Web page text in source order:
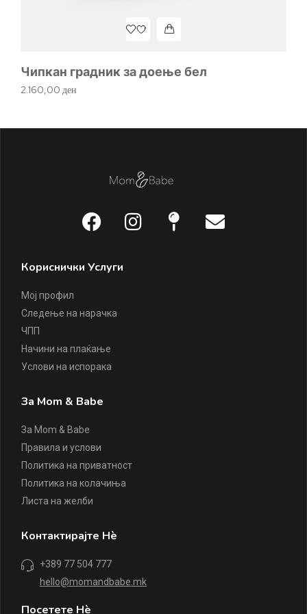
Чипкан градник за доење бел
2.160,00 ден
Кориснички Услуги
Мој профил
Следење на нарачка
ЧПП
Начини на плаќање
Услови на испорака
За Mom & Babe
За Mom & Babe
Правила и услови
Политика на приватност
Политика на колачиња
Листа на желби
Контактирајте Нè
+389 77 504 777
hello@momandbabe.mk
Посетете Нè